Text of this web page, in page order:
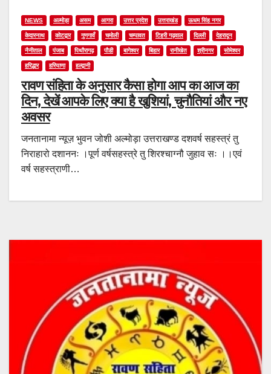
NEWS अल्मोड़ा असम आगरा उत्तर प्रदेश उत्तराखंड ऊधम सिंह नगर
केदारनाथ कोटद्वार गुणगावँ चमोली चम्पावत टिहरी गढ़वाल दिल्ली देहरादून
नैनीताल पंजाब पिथौरागढ़ पौडी बागेश्वर बिहार रानीखेत श्रीनगर सोमेश्वर
हरिद्धार हरियाणा हल्द्वानी
रावण संहिता के अनुसार कैसा होगा आप का आज का
दिन, देखें आपके लिए क्या है खुशियां, चुनौतियां और नए
अवसर
जनतानामा न्यूज़ भुवन जोशी अल्मोड़ा उत्तराखण्ड दशवर्ष सहस्त्रं तु
निराहारो दशाननः ।पूर्ण वर्षसहस्त्रे तु शिरश्चाग्नौ जुहाव सः ।।एवं
वर्ष सहस्त्राणी…